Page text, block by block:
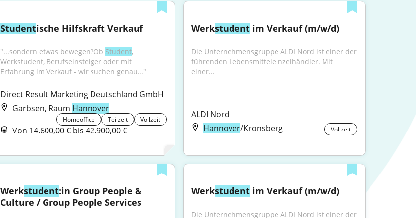
Studentische Hilfskraft Verkauf
"...sondern etwas bewegen?Ob Student,
Werkstudent, Berufseinsteiger oder mit
Erfahrung im Verkauf - wir suchen genau..."
Direct Result Marketing Deutschland GmbH
Garbsen, Raum Hannover
Homeoffice Teilzeit Vollzeit
Von 14.600,00 € bis 42.900,00 €
Werkstudent im Verkauf (m/w/d)
Die Unternehmensgruppe ALDI Nord ist einer der
führenden Lebensmitteleinzelhändler. Mit
einer...
ALDI Nord
Hannover/Kronsberg Vollzeit
Werkstudent:in Group People &
Culture / Group People Services
Werkstudent im Verkauf (m/w/d)
Die Unternehmensgruppe ALDI Nord ist einer der